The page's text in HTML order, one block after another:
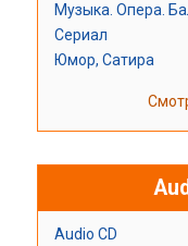
Музыка. Опера.
Сериал
Юмор, Сатира
Audio CD